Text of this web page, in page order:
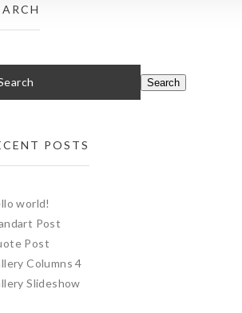
POSTS
world!
Post
Post
Columns 4
Slideshow